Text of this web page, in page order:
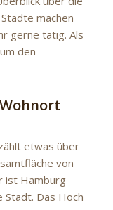
machen
gerne tätig. Als
den
etwas über
von
ist Hamburg
Das Hoch